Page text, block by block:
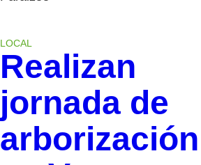
LOCAL
Realizan
jornada de
arborización